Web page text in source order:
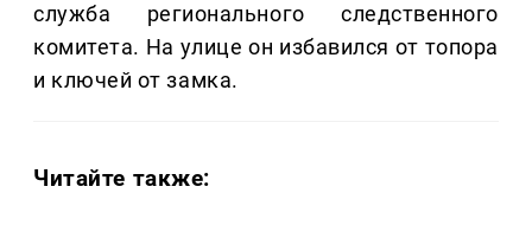
служба регионального следственного
комитета. На улице он избавился от топора
и ключей от замка.
Читайте также: